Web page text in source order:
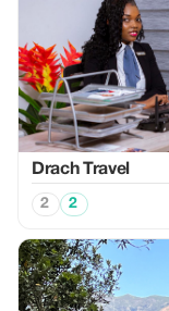
Drach Travel
2 2